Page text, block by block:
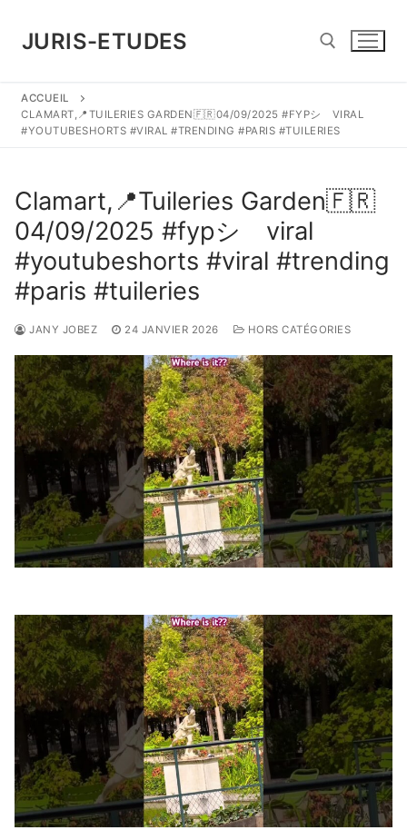
contenu
JURIS-ETUDES
ACCUEIL
CLAMART,📍TUILERIES GARDEN🇫🇷04/09/2025 #FYPシ゚VIRAL
#YOUTUBESHORTS #VIRAL #TRENDING #PARIS #TUILERIES
Clamart,📍Tuileries Garden🇫🇷
04/09/2025 #fypシ゚viral
#youtubeshorts #viral #trending
#paris #tuileries
JANY JOBEZ 24 JANVIER 2026 HORS CATÉGORIES